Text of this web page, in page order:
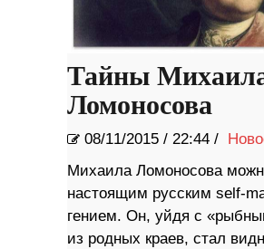
Тайны
Ломоносова
08/11/2015 / 22:44 /
Михаила Ломоносова
настоящим русским self-
гением. Он, уйдя с
из родных краев, стал